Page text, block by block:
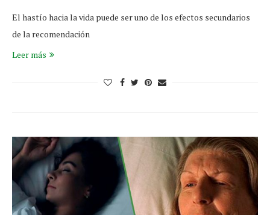
El hastío hacia la vida puede ser uno de los efectos secundarios
de la recomendación
Leer más